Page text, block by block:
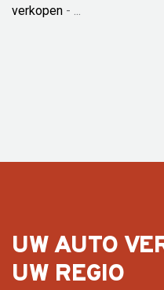
verkopen - ...
UW AUTO
UW REGIO